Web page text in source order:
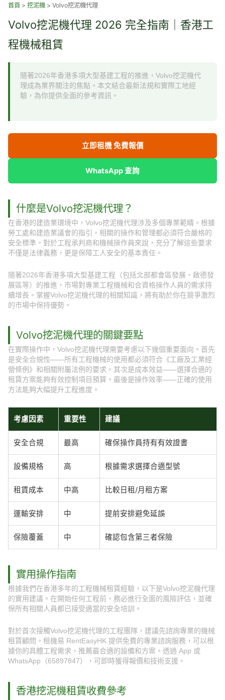
首頁 > 挖泥機 > Volvo挖泥機代理
Volvo挖泥機代理 2026 完全指南｜香港工
程機械租賃
隨著2026年香港多項大型基建工程的推進，Volvo挖泥機代
理成為業界關注的焦點。本文結合最新法規和實際工地經
驗，為你提供全面的參考資訊。
立即租機 免費報價
WhatsApp 查詢
什麼是Volvo挖泥機代理？
在香港的建造業環境中，Volvo挖泥機代理涉及多個專業範疇。根據
勞工處和建造業議會的指引，相關的操作和管理都必須符合嚴格的
安全標準。對於工程承判商和機械操作員來說，充分了解這些要求
不僅是法律義務，更是保障工人安全的基本責任。
隨著2026年香港多項大型基建工程（包括北部都會區發展、啟德發
展區等）的推進，市場對專業工程機械和合資格操作人員的需求持
續增長。掌握Volvo挖泥機代理的相關知識，將有助於你在競爭激烈
的市場中保持優勢。
Volvo挖泥機代理的關鍵要點
在實際操作中，Volvo挖泥機代理需要考慮以下幾個重要面向。首先
是安全合規性——所有工程機械的使用都必須符合《工廠及工業經
營條例》和相關附屬法例的要求。其次是成本效益——選擇合適的
租賃方案能夠有效控制項目預算。最後是操作效率——正確的使用
方法能夠大幅提升工程進度。
考慮因素 重要性 建議
安全合規 最高 確保操作員持有有效證書
設備規格 高 根據需求選擇合適型號
租賃成本 中高 比較日租/月租方案
運輸安排 中 提前安排避免延誤
保險覆蓋 中 確認包含第三者保險
實用操作指南
根據我們在香港多年的工程機械租賃經驗，以下是Volvo挖泥機代理
的實用建議。在開始任何工程前，務必進行全面的風險評估，並確
保所有相關人員都已接受適當的安全培訓。
對於首次接觸Volvo挖泥機代理的工程團隊，建議先諮詢專業的機械
租賃顧問。租機易 RentEasyHK 提供免費的專業諮詢服務，可以根
據你的具體工程需求，推薦最合適的設備和方案。透過 App 或
WhatsApp（65897847），可即時獲得報價和技術支援。
香港挖泥機租賃收費參考